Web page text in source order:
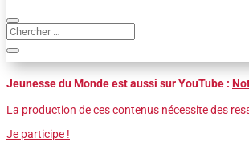
Jeunesse du Monde est aussi sur YouTube :
La production de ces contenus nécessite des
Je participe !